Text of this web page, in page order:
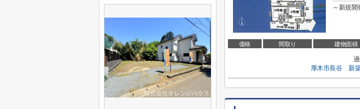
～新規
価格 間取り 建物面積
厚木市長谷 新